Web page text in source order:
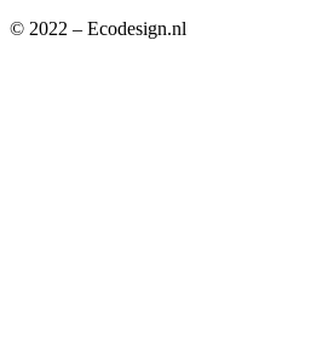
© 2022 – Ecodesign.nl